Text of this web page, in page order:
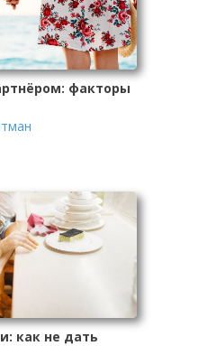
факторы
как не дать